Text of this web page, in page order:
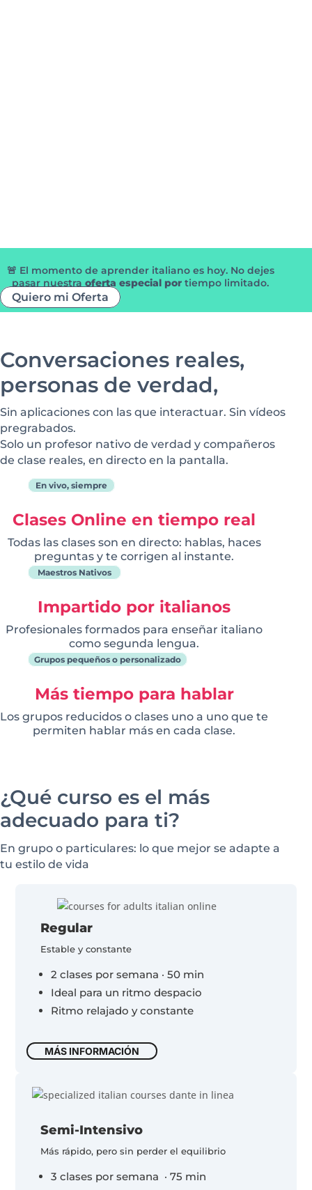
🚨 El momento de aprender italiano es hoy. No dejes
pasar nuestra oferta especial portiempo limitado.
Quiero mi Oferta
Conversaciones reales,
personas de verdad,
Sin aplicaciones con las que interactuar. Sin vídeos
pregrabados.
Solo un profesor nativo de verdad y compañeros
de clase reales, en directo en la pantalla.
En vivo, siempre
Clases Online en tiempo real
Todas las clases son en directo: hablas, haces
preguntas y te corrigen al instante.
Maestros Nativos
Impartido por italianos
Profesionales formados para enseñar italiano
como segunda lengua.
Grupos pequeños o personalizado
Más tiempo para hablar
Los grupos reducidos o clases uno a uno que te
permiten hablar más en cada clase.
¿Qué curso es el más
adecuado para ti?
En grupo o particulares: lo que mejor se adapte a
tu estilo de vida
Regular
Estable y constante
2 clases por semana · 50 min
Ideal para un ritmo despacio
Ritmo relajado y constante
MÁS INFORMACIÓN
Semi-Intensivo
Más rápido, pero sin perder el equilibrio
3 clases por semana · 75 min